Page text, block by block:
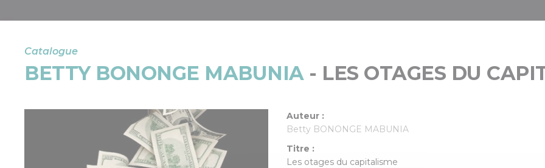
Catalogue
BETTY BONONGE MABUNIA- LES OTAGES DU
Auteur :
Betty BONONGE MABUNIA
Titre :
Les otages du capitalisme